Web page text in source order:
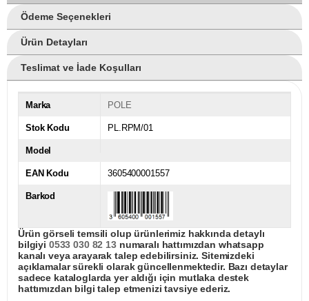
Ödeme Seçenekleri
Ürün Detayları
Teslimat ve İade Koşulları
Marka POLE
Stok Kodu PL.RPM/01
Model
EAN Kodu 3605400001557
Barkod
Ürün görseli temsili olup ürünlerimiz hakkında detaylı
bilgiyi 0533 030 82 13numaralı hattımızdan whatsapp
kanalı veya arayarak talep edebilirsiniz. Sitemizdeki
açıklamalar sürekli olarak güncellenmektedir. Bazı detaylar
sadece kataloglarda yer aldığı için mutlaka destek
hattımızdan bilgi talep etmenizi tavsiye ederiz.